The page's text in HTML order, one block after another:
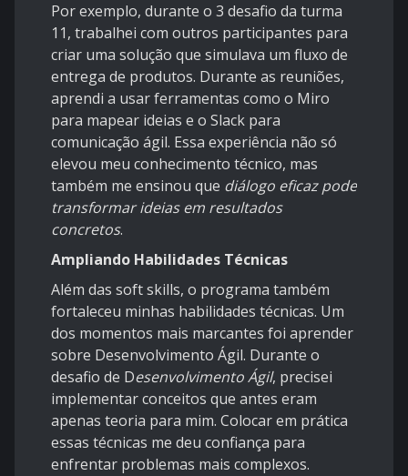
Por exemplo, durante o 3 desafio da turma
11, trabalhei com outros participantes para
criar uma solução que simulava um fluxo de
entrega de produtos. Durante as reuniões,
aprendi a usar ferramentas como o Miro
para mapear ideias e o Slack para
comunicação ágil. Essa experiência não só
elevou meu conhecimento técnico, mas
também me ensinou que diálogo eficaz pode
transformar ideias em resultados
concretos.
Ampliando Habilidades Técnicas
Além das soft skills, o programa também
fortaleceu minhas habilidades técnicas. Um
dos momentos mais marcantes foi aprender
sobre Desenvolvimento Ágil. Durante o
desafio de Desenvolvimento Ágil, precisei
implementar conceitos que antes eram
apenas teoria para mim. Colocar em prática
essas técnicas me deu confiança para
enfrentar problemas mais complexos.